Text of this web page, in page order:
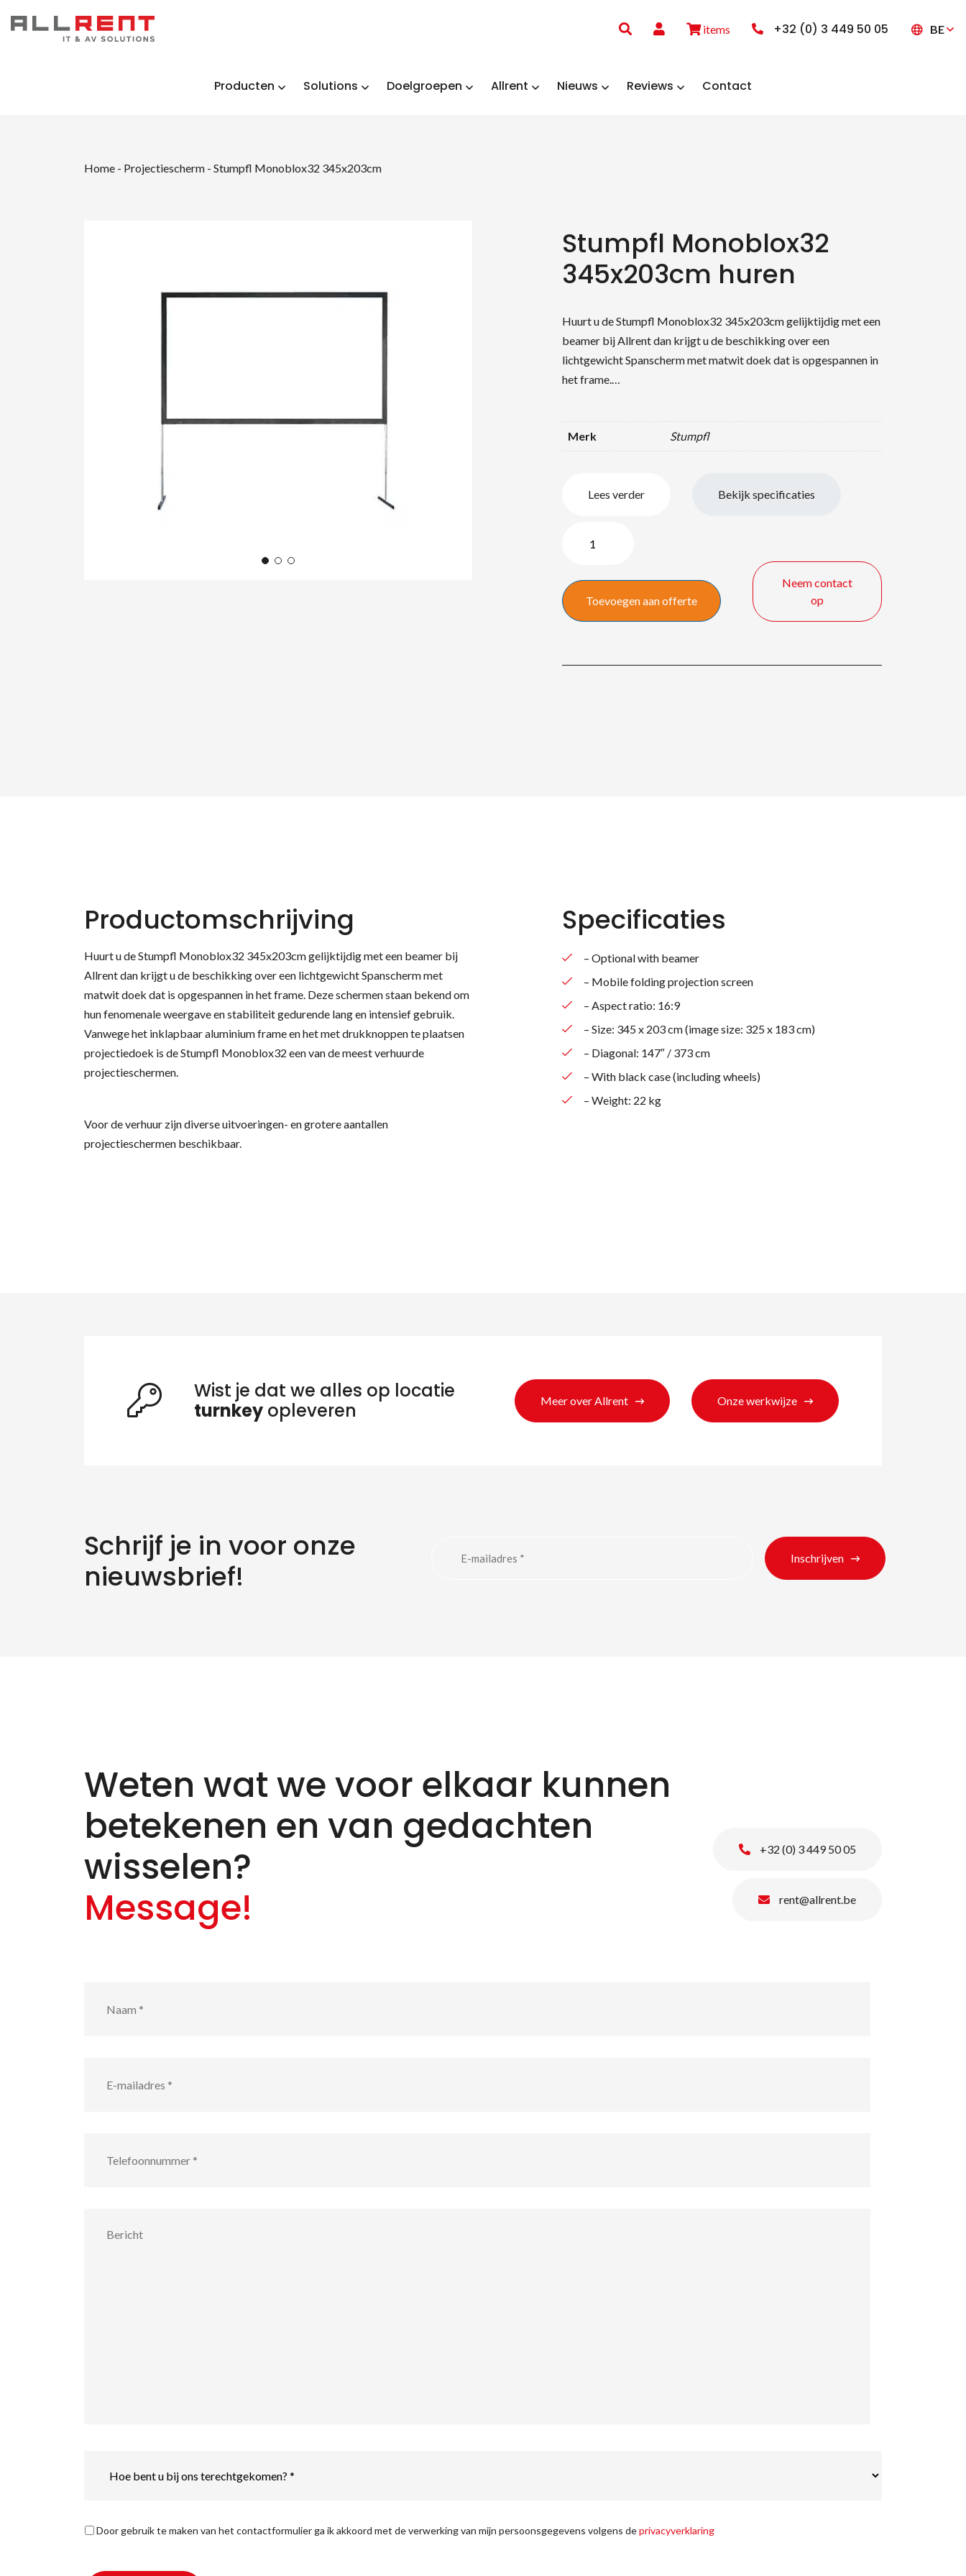
items +32 (0) 3 449 50 05 BE
Producten Solutions Doelgroepen Allrent Nieuws Reviews Contact
Home - Projectiescherm - Stumpfl Monoblox32 345x203cm
Stumpfl Monoblox32
345x203cm huren
Huurt u de Stumpfl Monoblox32 345x203cm gelijktijdig met een
beamer bij Allrent dan krijgt u de beschikking over een
lichtgewicht Spanscherm met matwit doek dat is opgespannen in
het frame.…
Merk Stumpfl
Lees verder Bekijk specificaties
Monoblox32
quantity
Toevoegen aan offerte
Neem contact
op
Productomschrijving
Huurt u de Stumpfl Monoblox32 345x203cm gelijktijdig met een beamer bij
Allrent dan krijgt u de beschikking over een lichtgewicht Spanscherm met
matwit doek dat is opgespannen in het frame. Deze schermen staan bekend om
hun fenomenale weergave en stabiliteit gedurende lang en intensief gebruik.
Vanwege het inklapbaar aluminium frame en het met drukknoppen te plaatsen
projectiedoek is de Stumpfl Monoblox32 een van de meest verhuurde
projectieschermen.
Voor de verhuur zijn diverse uitvoeringen- en grotere aantallen
projectieschermen beschikbaar.
Specificaties
– Optional with beamer
– Mobile folding projection screen
– Aspect ratio: 16:9
– Size: 345 x 203 cm (image size: 325 x 183 cm)
– Diagonal: 147″ / 373 cm
– With black case (including wheels)
– Weight: 22 kg
Wist je dat we alles op locatie
turnkey opleveren Meer over Allrent Onze werkwijze
Schrijf je in voor onze
nieuwsbrief!
Inschrijven
Weten wat we voor elkaar kunnen
betekenen en van gedachten
wisselen?
Message!
+32 (0) 3 449 50 05
rent@allrent.be
*
Privacyverklaring *
Door gebruik te maken van het contactformulier ga ik akkoord met de verwerking van mijn persoonsgegevens volgens deprivacyverklaring
Zoeken naar producten